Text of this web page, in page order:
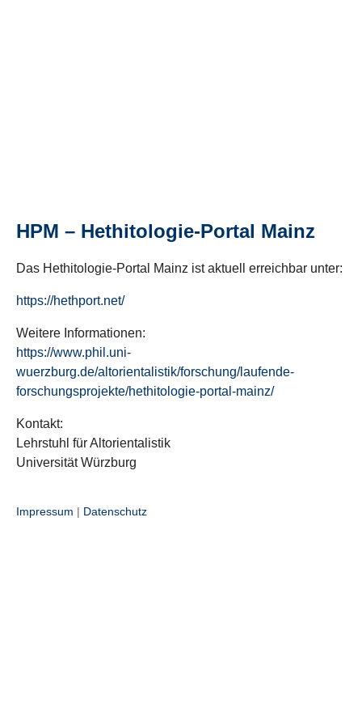
HPM – Hethitologie-Portal Mainz
Das Hethitologie-Portal Mainz ist aktuell erreichbar unter:
https://hethport.net/
Weitere Informationen:
https://www.phil.uni-
wuerzburg.de/altorientalistik/forschung/laufende-
forschungsprojekte/hethitologie-portal-mainz/
Kontakt:
Lehrstuhl für Altorientalistik
Universität Würzburg
Impressum | Datenschutz